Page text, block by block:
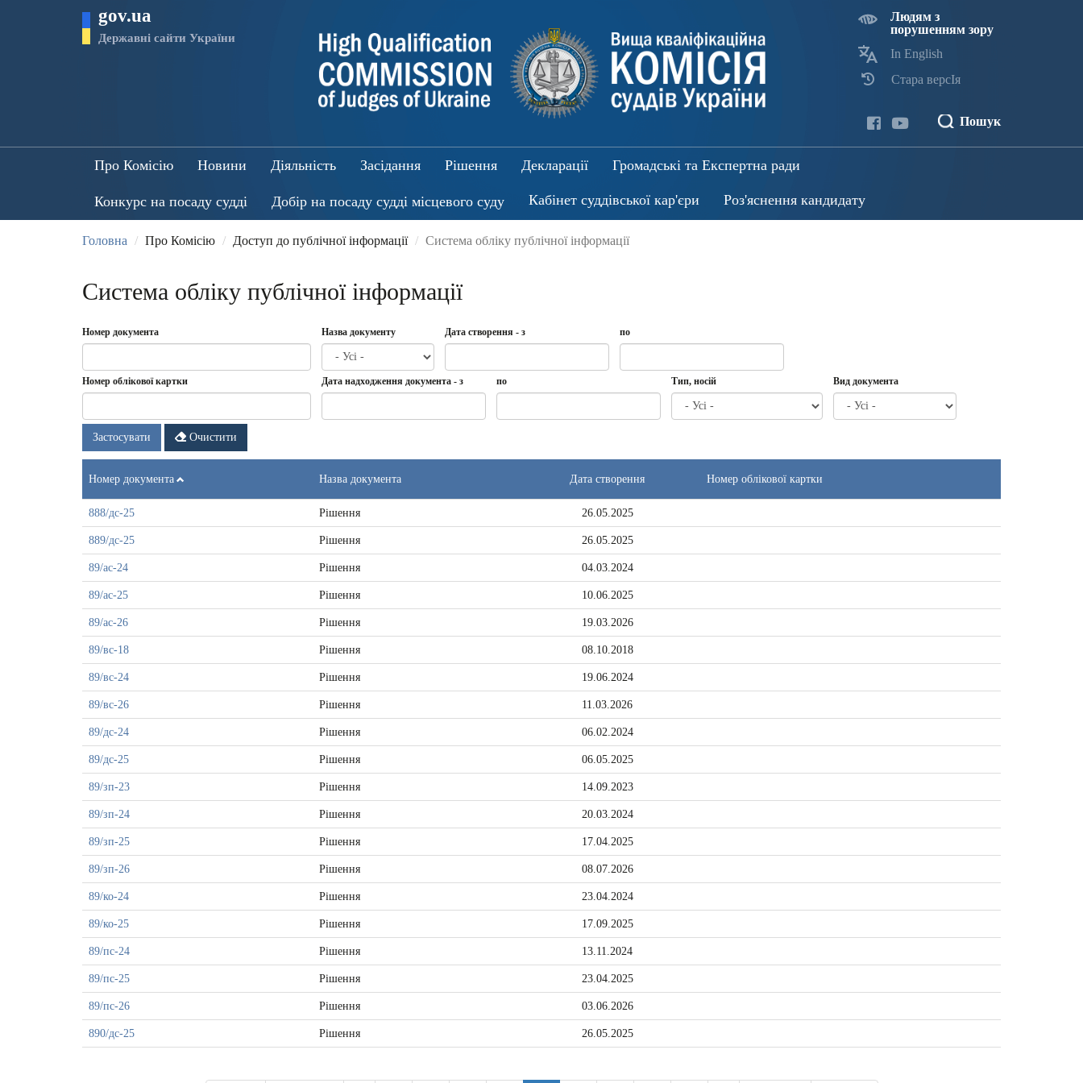
gov.ua
Державні сайти України
Людям з
порушенням зору
In English
Стара версІя
Пошук
Про Комісію Новини Діяльність Засідання Рішення Декларації Громадські та Експертна ради
Конкурс на посаду судді Добір на посаду судді місцевого суду Кабінет суддівської кар'єри Роз'яснення кандидату
Головна Про Комісію Доступ до публічної інформації Система обліку публічної інформації
Система обліку публічної інформації
Номер документа Назва документу Дата створення - з
створення
з
по
Номер облікової картки Дата надходження документа - з
з
по Тип, носій Вид документа
Застосувати Очистити
Номер документа Назва документа Дата створення Номер облікової картки
888/дс-25 Рішення 26.05.2025
889/дс-25 Рішення 26.05.2025
89/ас-24 Рішення 04.03.2024
89/ас-25 Рішення 10.06.2025
89/ас-26 Рішення 19.03.2026
89/вс-18 Рішення 08.10.2018
89/вс-24 Рішення 19.06.2024
89/вс-26 Рішення 11.03.2026
89/дс-24 Рішення 06.02.2024
89/дс-25 Рішення 06.05.2025
89/зп-23 Рішення 14.09.2023
89/зп-24 Рішення 20.03.2024
89/зп-25 Рішення 17.04.2025
89/зп-26 Рішення 08.07.2026
89/ко-24 Рішення 23.04.2024
89/ко-25 Рішення 17.09.2025
89/пс-24 Рішення 13.11.2024
89/пс-25 Рішення 23.04.2025
89/пс-26 Рішення 03.06.2026
890/дс-25 Рішення 26.05.2025